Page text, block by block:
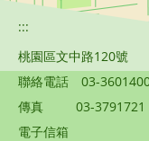
:::
桃園區文中路120號
聯絡電話
03-
傳真
03-3791721
電子信箱